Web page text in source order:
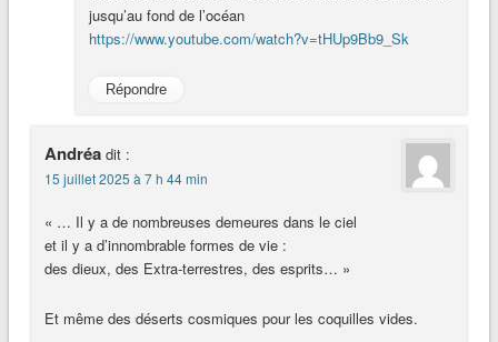
jusqu’au fond de l’océan
https://www.youtube.com/watch?v=tHUp9Bb9_Sk
Répondre
Andréa dit :
15 juillet 2025 à 7 h 44 min
« … Il y a de nombreuses demeures dans le ciel
et il y a d’innombrable formes de vie :
des dieux, des Extra-terrestres, des esprits… »
Et même des déserts cosmiques pour les coquilles vides.